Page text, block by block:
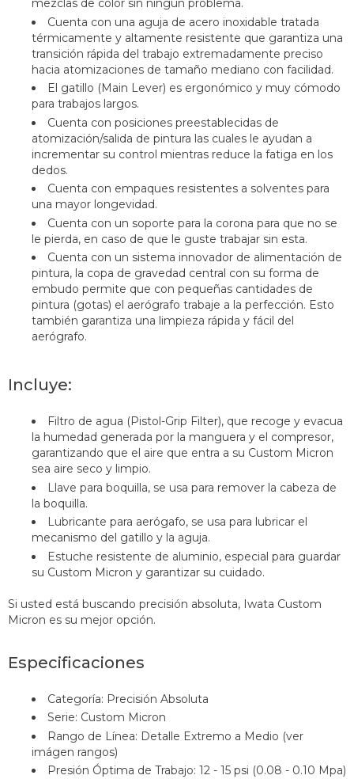
mezclas de color sin ningún problema.
Cuenta con una aguja de acero inoxidable tratada
térmicamente y altamente resistente que garantiza una
transición rápida del trabajo extremadamente preciso
hacia atomizaciones de tamaño mediano con facilidad.
El gatillo (Main Lever) es ergonómico y muy cómodo
para trabajos largos.
Cuenta con posiciones preestablecidas de
atomización/salida de pintura las cuales le ayudan a
incrementar su control mientras reduce la fatiga en los
dedos.
Cuenta con empaques resistentes a solventes para
una mayor longevidad.
Cuenta con un soporte para la corona para que no se
le pierda, en caso de que le guste trabajar sin esta.
Cuenta con un sistema innovador de alimentación de
pintura, la copa de gravedad central con su forma de
embudo permite que con pequeñas cantidades de
pintura (gotas) el aerógrafo trabaje a la perfección. Esto
también garantiza una limpieza rápida y fácil del
aerógrafo.
Incluye:
Filtro de agua (Pistol-Grip Filter), que recoge y evacua
la humedad generada por la manguera y el compresor,
garantizando que el aire que entra a su Custom Micron
sea aire seco y limpio.
Llave para boquilla, se usa para remover la cabeza de
la boquilla.
Lubricante para aerógafo, se usa para lubricar el
mecanismo del gatillo y la aguja.
Estuche resistente de aluminio, especial para guardar
su Custom Micron y garantizar su cuidado.
Si usted está buscando precisión absoluta, Iwata Custom
Micron es su mejor opción.
Especificaciones
Categoría: Precisión Absoluta
Serie: Custom Micron
Rango de Línea: Detalle Extremo a Medio (ver
imágen rangos)
Presión Óptima de Trabajo: 12 - 15 psi (0.08 - 0.10 Mpa)